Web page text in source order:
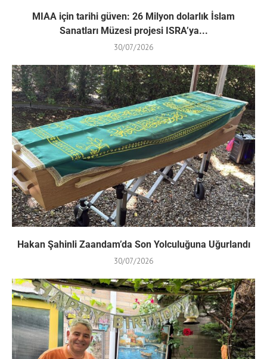
MIAA için tarihi güven: 26 Milyon dolarlık İslam
Sanatları Müzesi projesi ISRA’ya...
30/07/2026
Hakan Şahinli Zaandam’da Son Yolculuğuna Uğurlandı
30/07/2026